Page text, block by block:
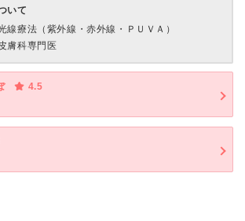
いて
線療法（紫外線・赤外線・ＰＵＶＡ）
膚科専門医
4.5